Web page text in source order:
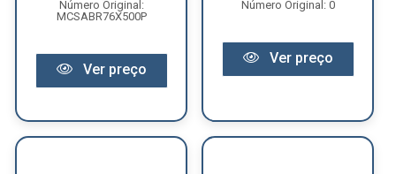
Número Original:
MCSABR76X500P
Ver preço
Número Original: 0
Ver preço